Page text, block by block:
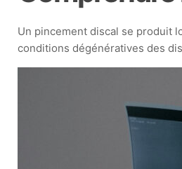
Un pincement discal se produit
conditions dégénératives des